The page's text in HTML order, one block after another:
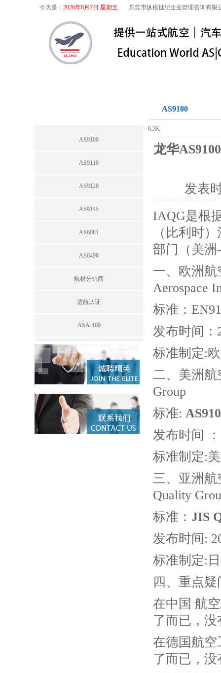
今天是： 2026年8月7日 星期五 东莞市纵横世纪企业管理咨询有限
AS9100
AS9110
AS9120
AS9145
AS6081
AS6496
航材分销商
适航认证
ASA-100
AS9100
63K
龙华
发表
IAQG是根
（比利时
部门（美洲
一、欧洲航
Aerospace
标准：
发布时间：
标准制定:欧
二、美洲航
Group
标准:
发布时间
标准制定:
三、亚洲航
Quality
标准： JIS
发布时间:
标准制定:
四、重点
在中国 航
了而已，
在德国航空
了而已，